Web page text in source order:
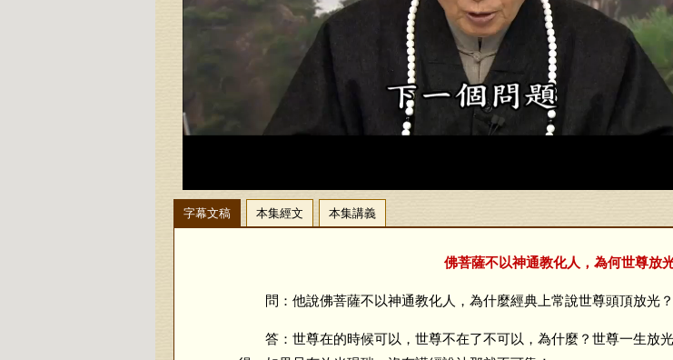
字幕文稿 本集經文 本集講義
佛菩薩不以神通教化人，為何世尊放
問：他說佛菩薩不以神通教化人，為什麼經典上常說世尊頭頂放光？
答：世尊在的時候可以，世尊不在了不可以，為什麼？世尊一生放